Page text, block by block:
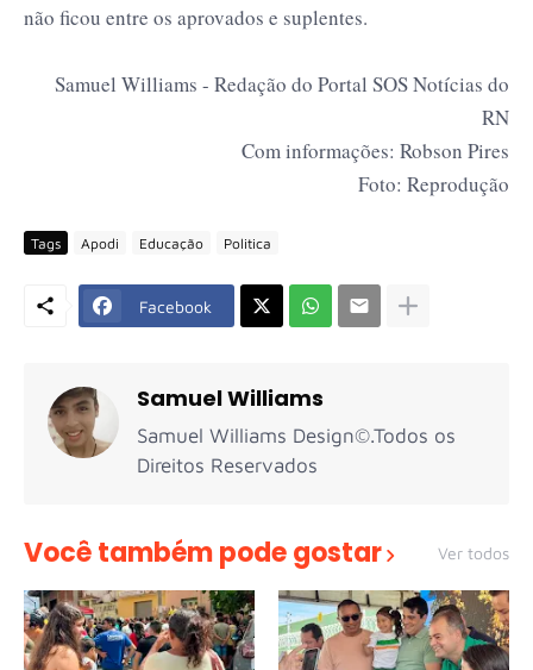
não ficou entre os aprovados e suplentes.
Samuel Williams - Redação do Portal SOS Notícias do
RN
Com informações: Robson Pires
Foto: Reprodução
Tags Apodi Educação Politica
Facebook
Samuel Williams
Samuel Williams Design©.Todos os
Direitos Reservados
Você também pode gostar Ver todos